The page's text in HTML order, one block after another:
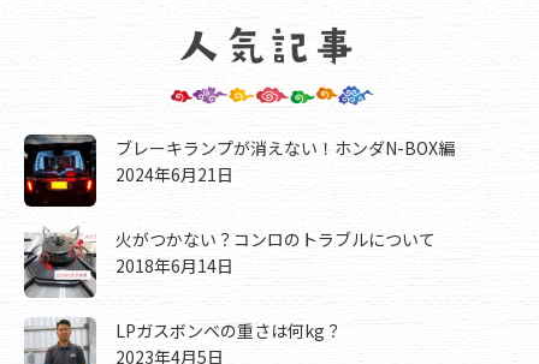
ブレーキランプが消えない！ホンダN-BOX編
2024年6月21日
火がつかない？コンロのトラブルについて
2018年6月14日
LPガスボンベの重さは何kg？
2023年4月5日